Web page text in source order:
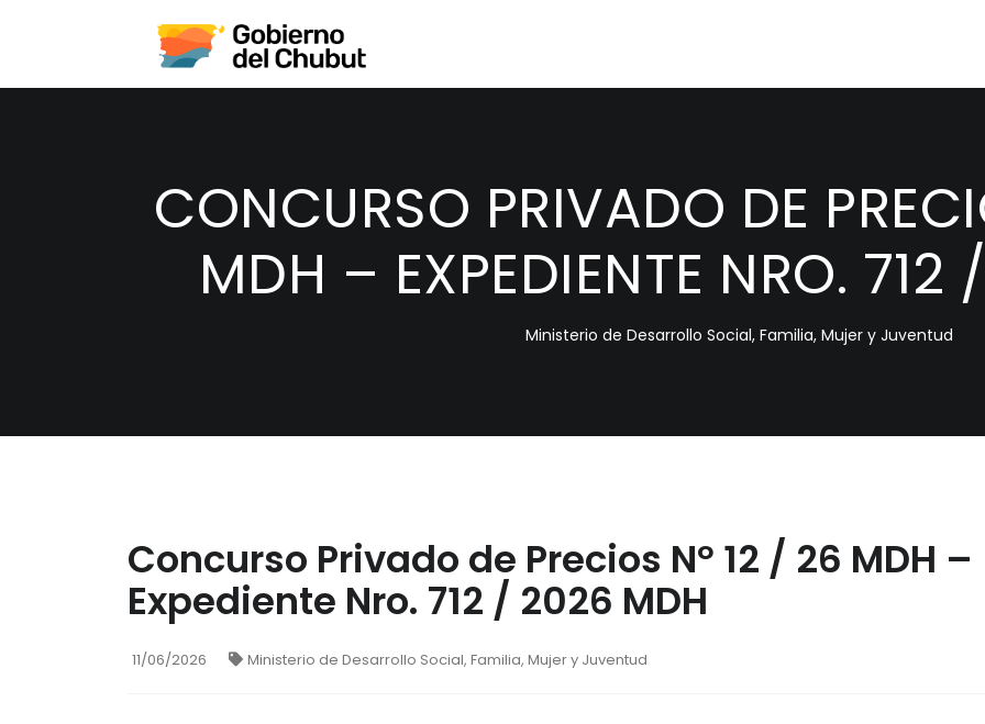
CONCURSO PRIVADO DE
MDH – EXPEDIENTE NRO.
Ministerio de Desarrollo Social, Familia, Mujer y Juventud
Concurso Privado de Precios Nº 12 / 26 MDH –
Expediente Nro. 712 / 2026 MDH
11/06/2026 Ministerio de Desarrollo Social, Familia, Mujer y Juventud